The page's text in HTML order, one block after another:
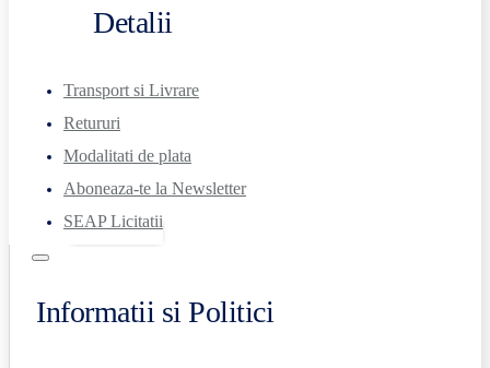
Detalii
Transport si Livrare
Retururi
Modalitati de plata
Aboneaza-te la Newsletter
SEAP Licitatii
Informatii si Politici